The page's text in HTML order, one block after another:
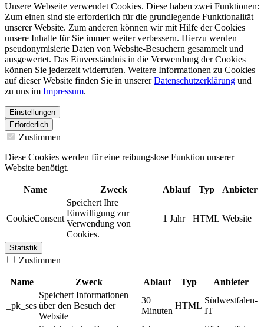
Unsere Webseite verwendet Cookies. Diese haben zwei Funktionen:
Zum einen sind sie erforderlich für die grundlegende Funktionalität
unserer Website. Zum anderen können wir mit Hilfe der Cookies
unsere Inhalte für Sie immer weiter verbessern. Hierzu werden
pseudonymisierte Daten von Website-Besuchern gesammelt und
ausgewertet. Das Einverständnis in die Verwendung der Cookies
können Sie jederzeit widerrufen. Weitere Informationen zu Cookies
auf dieser Website finden Sie in unsererDatenschutzerklärung und
zu uns im Impressum.
Einstellungen
Erforderlich
Zustimmen
Diese Cookies werden für eine reibungslose Funktion unserer
Website benötigt.
Name Zweck Ablauf Typ Anbieter
CookieConsent
Speichert Ihre
Einwilligung zur
Verwendung von
Cookies.
1 Jahr HTML Website
Statistik
Zustimmen
Name Zweck Ablauf Typ Anbieter
_pk_ses
Speichert Informationen
über den Besuch der
Website
30
Minuten
HTML
Südwestfalen-
IT